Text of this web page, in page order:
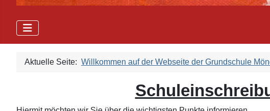
Aktuelle Seite: Willkommen auf der Webseite der Grundschule